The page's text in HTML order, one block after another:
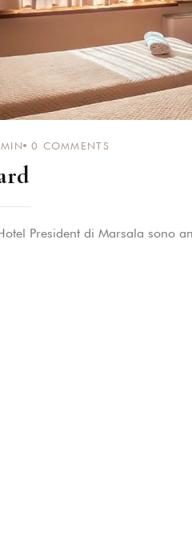
0 COMMENTS
President di Marsala sono